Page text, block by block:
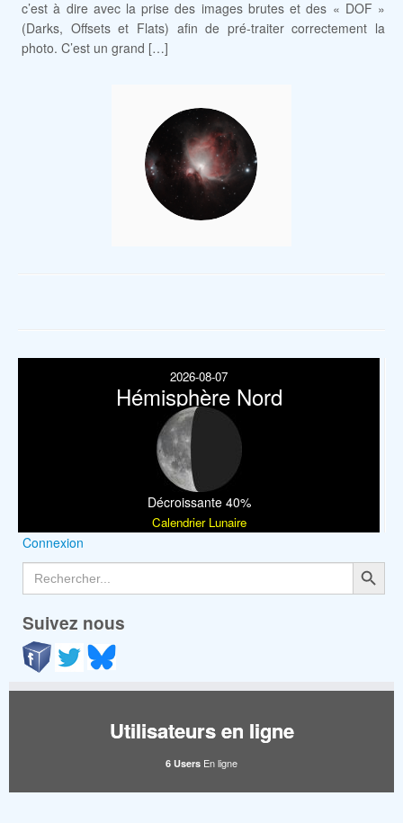
c’est à dire avec la prise des images brutes et des « DOF »
(Darks, Offsets et Flats) afin de pré-traiter correctement la
photo. C’est un grand […]
2026-08-07
Hémisphère Nord
Décroissante 40%
Calendrier Lunaire
Connexion
Search
for:
Search Button
Suivez nous
Utilisateurs en ligne
6 Users En ligne